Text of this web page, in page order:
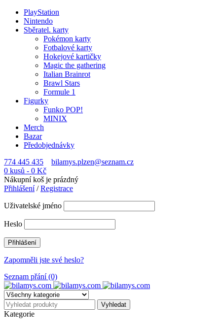
PlayStation
Nintendo
Sběratel. karty
Pokémon karty
Fotbalové karty
Hokejové kartičky
Magic the gathering
Italian Brainrot
Brawl Stars
Formule 1
Figurky
Funko POP!
MINIX
Merch
Bazar
Předobjednávky
774 445 435
bilamys.plzen@seznam.cz
0 kusů - 0 Kč
Nákupní koš je prázdný
Přihlášení/Registrace
Uživatelské jméno
Heslo
Zapomněli jste své heslo?
Seznam přání (0)
Kategorie